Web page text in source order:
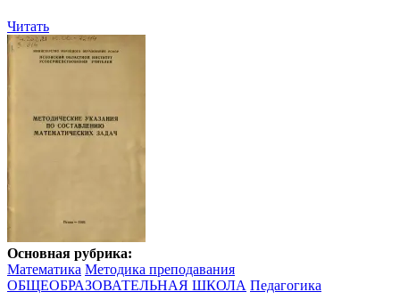
Читать
Основная рубрика:
Математика Методика преподавания
ОБЩЕОБРАЗОВАТЕЛЬНАЯ ШКОЛА Педагогика